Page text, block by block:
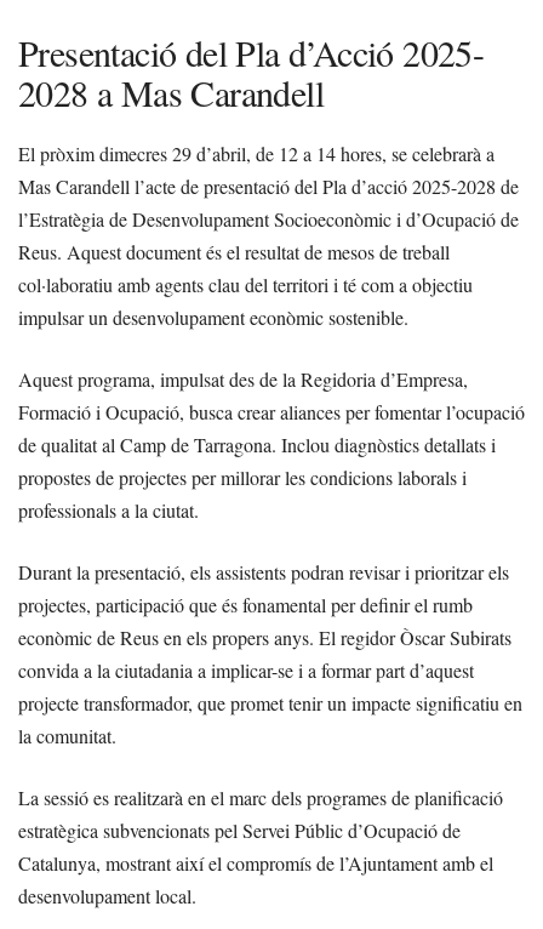
Presentació del Pla d’Acció 2025-
2028 a Mas Carandell
El pròxim dimecres 29 d’abril, de 12 a 14 hores, se celebrarà a
Mas Carandell l’acte de presentació del Pla d’acció 2025-2028 de
l’Estratègia de Desenvolupament Socioeconòmic i d’Ocupació de
Reus. Aquest document és el resultat de mesos de treball
col·laboratiu amb agents clau del territori i té com a objectiu
impulsar un desenvolupament econòmic sostenible.
Aquest programa, impulsat des de la Regidoria d’Empresa,
Formació i Ocupació, busca crear aliances per fomentar l’ocupació
de qualitat al Camp de Tarragona. Inclou diagnòstics detallats i
propostes de projectes per millorar les condicions laborals i
professionals a la ciutat.
Durant la presentació, els assistents podran revisar i prioritzar els
projectes, participació que és fonamental per definir el rumb
econòmic de Reus en els propers anys. El regidor Òscar Subirats
convida a la ciutadania a implicar-se i a formar part d’aquest
projecte transformador, que promet tenir un impacte significatiu en
la comunitat.
La sessió es realitzarà en el marc dels programes de planificació
estratègica subvencionats pel Servei Públic d’Ocupació de
Catalunya, mostrant així el compromís de l’Ajuntament amb el
desenvolupament local.